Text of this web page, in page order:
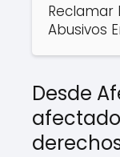
Reclamar
Abusivos
Desde